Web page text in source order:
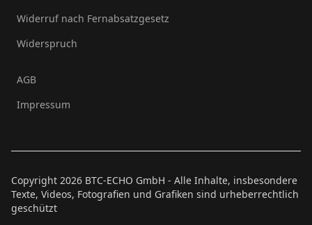
Widerruf nach Fernabsatzgesetz
Widerspruch
AGB
Impressum
Copyright 2026 BTC-ECHO GmbH - Alle Inhalte, insbesondere
Texte, Videos, Fotografien und Grafiken sind urheberrechtlich
geschützt